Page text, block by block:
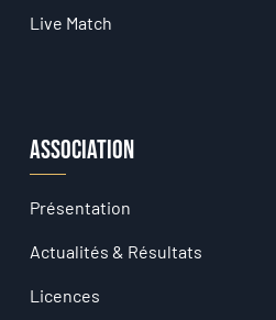
Live Match
Association
Présentation
Actualités & Résultats
Licences